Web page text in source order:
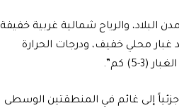
والرياح شمالية غربية خفيفة
محلي خفيف، ودرجات الحرارة
إلى غائم في المنطقتين الوسطى